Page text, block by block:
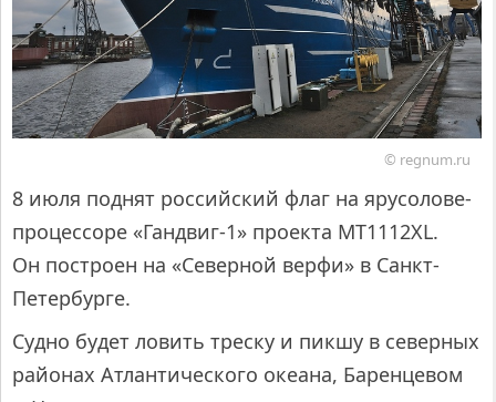
© regnum.ru
8 июля поднят российский флаг на ярусолове-
процессоре «Гандвиг-1» проекта МТ1112ХL.
Он построен на «Северной верфи» в Санкт-
Петербурге.
Судно будет ловить треску и пикшу в северных
районах Атлантического океана, Баренцевом